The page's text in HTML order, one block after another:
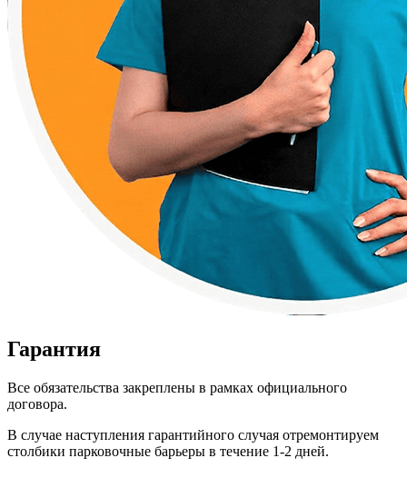
Гарантия
Все обязательства закреплены в рамках официального
договора.
В случае наступления гарантийного случая отремонтируем
столбики парковочные барьеры в течение 1-2 дней.